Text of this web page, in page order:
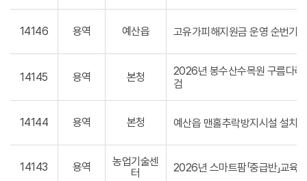
14146 용역 예산읍 고유가피해지원금 운영 순번기
14145 용역 본청
2026년 봉수산수목원 구름다리
검
14144 용역 본청 예산읍 맨홀추락방지시설 설치
14143 용역
농업기술센
터
2026년 스마트팜「중급반」교육